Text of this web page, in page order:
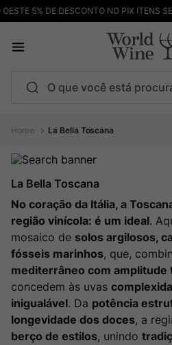
5% DE DESCONTO NO PIX ITENS
La Bella Toscana
La Bella Toscana
No coração da Itália, a
região vinícola: é um ideal.
mosaico de solos argilosos,
fósseis marinhos, que,
mediterrâneo com
concedem às uvas
inigualável. Da potência
longevidade dos doces, a
berço de estilos, unindo
Termos mais buscados
1º Maçanita
2º Pinot Noir
3º Barolo
4º Chablis
6º Garzon
7º Pacalet
9º Ver Sacrum